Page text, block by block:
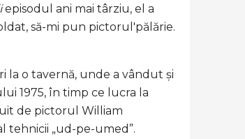
episodul ani mai târziu, el a
să-mi pun pictorul'pălărie.
la o tavernă, unde a vândut și
1975, în timp ce lucra la
de pictorul William
tehnicii „ud-pe-umed”.